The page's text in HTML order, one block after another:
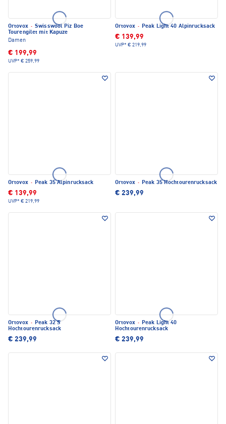
Ortovox · Swisswool Piz Boe
Tourengilet mit Kapuze
Damen
€ 199,99
UVP* € 259,99
Ortovox · Peak Light 40 Alpinrucksack
€ 139,99
UVP* € 219,99
Ortovox · Peak 35 Alpinrucksack
€ 139,99
UVP* € 219,99
Ortovox · Peak 35 Hochtourenrucksack
€ 239,99
Ortovox · Peak 32 S
Hochtourenrucksack
€ 239,99
Ortovox · Peak Light 40
Hochtourenrucksack
€ 239,99